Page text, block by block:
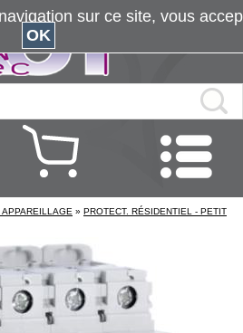
APPAREILLAGE » PROTECT. RÉSIDENTIEL - PETIT
sur ce site, vous
OK